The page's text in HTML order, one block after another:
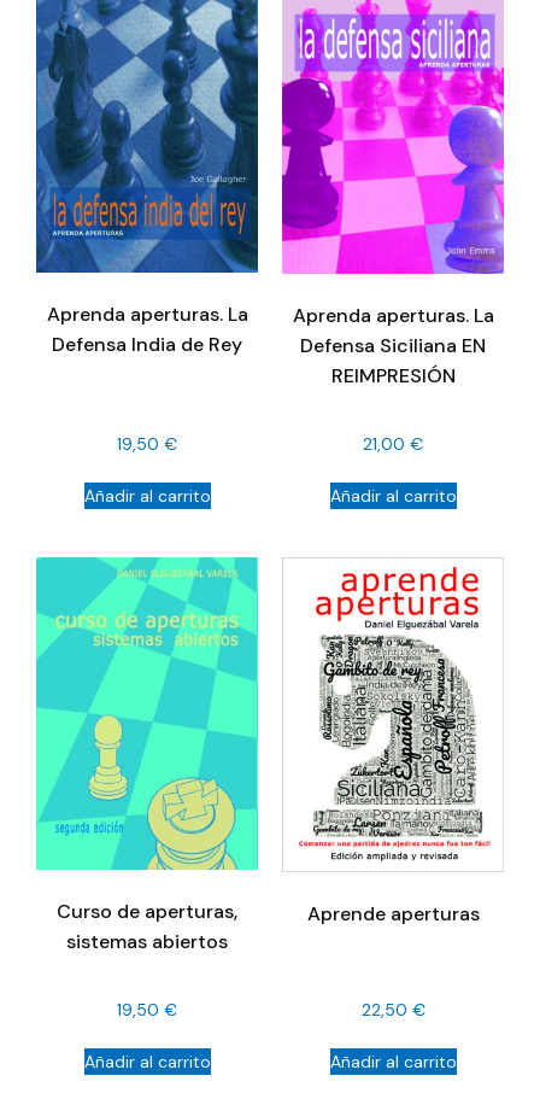
Aprenda aperturas. La
Defensa India de Rey
19,50 €
Añadir al carrito
Aprenda aperturas. La
Defensa Siciliana EN
REIMPRESIÓN
21,00 €
Añadir al carrito
Curso de aperturas,
sistemas abiertos
19,50 €
Añadir al carrito
Aprende aperturas
22,50 €
Añadir al carrito